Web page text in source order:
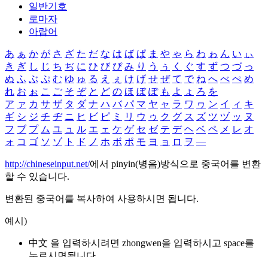
일반기호
로마자
아랍어
あ ぁ か が さ ざ た だ な は ば ぱ ま や ゃ ら わ ゎ ん い ぃ
き ぎ し じ ち ぢ に ひ び ぴ み り う ぅ く ぐ す ず つ づ っ
ぬ ふ ぶ ぷ む ゆ ゅ る え ぇ け げ せ ぜ て で ね へ べ ぺ め
れ お ぉ こ ご そ ぞ と ど の ほ ぼ ぽ も よ ょ ろ を
ア ァ カ サ ザ タ ダ ナ ハ バ パ マ ヤ ャ ラ ワ ヮ ン イ ィ キ
ギ シ ジ チ ヂ ニ ヒ ビ ピ ミ リ ウ ゥ ク グ ス ズ ツ ヅ ッ ヌ
フ ブ プ ム ユ ュ ル エ ェ ケ ゲ セ ゼ テ デ ヘ ベ ペ メ レ オ
ォ コ ゴ ソ ゾ ト ド ノ ホ ボ ポ モ ヨ ョ ロ ヲ ―
http://chineseinput.net/에서 pinyin(병음)방식으로 중국어를 변환
할 수 있습니다.
변환된 중국어를 복사하여 사용하시면 됩니다.
예시)
中文 을 입력하시려면 zhongwen을 입력하시고 space를